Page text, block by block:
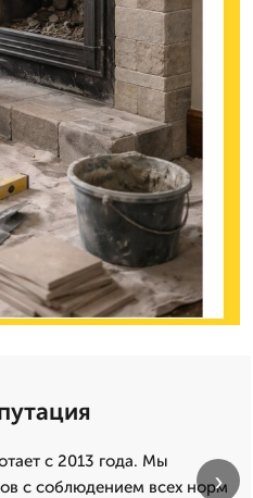
с 2013 года. Мы
с соблюдением всех норм
›